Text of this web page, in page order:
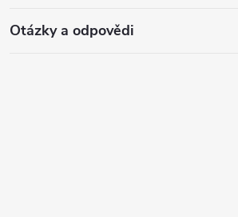
Otázky a odpovědi